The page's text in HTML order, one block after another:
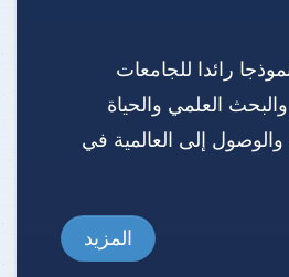
رائدا للجامعات
العلمي والحياة
والوصول إلى العالمية في
المزيد